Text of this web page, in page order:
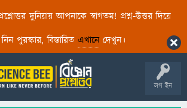
দুনিয়ায় আপনাকে স্বাগতম! প্রশ্ন-উত্তর দিয়ে
পুরস্কার, বিস্তারিত এখানেদেখুন।
লগ ইন